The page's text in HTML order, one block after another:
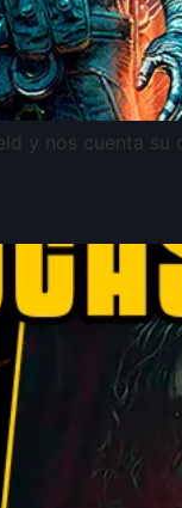
y nos cuenta su